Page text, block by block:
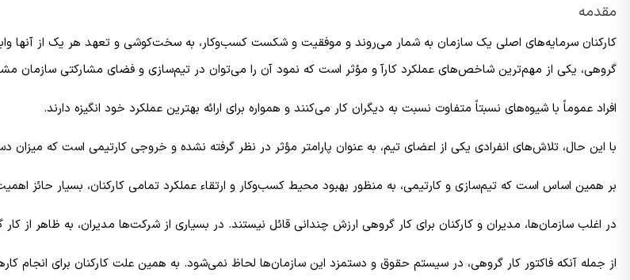
مقدمه
کارکنان سرمایه‌های اصلی یک سازمان به شمار می‌روند و موفقیت و شکست کسب‌وکار، به سخت‌کوشی و تعهد هر یک از آنها
گروهی، یکی از مهم‌ترین شاخص‌های عملکرد کارآ و مؤثر است که نمود آن را می‌توان در تیم‌سازی و فضای مشارکتی سازمان
افراد عموماً با شیوه‌های نسبتاً متفاوت نسبت به دیگران کار می‌کنند و همواره برای ارائه بهترین عملکرد خود انگیزه دارند.
با این حال، تلاش‌های انفرادی یکی از اعضای تیم، به عنوان پارامتر مؤثر در نظر گرفته نشده و خروجی کارتیمی است که
بر همین اساس است که تیم‌سازی و کارتیمی، به منظور بهبود محیط کسب‌وکار و ارتقاء عملکرد تمامی کارکنان، بسیار حائز
در اغلب سازمان‌ها، مدیران و کارکنان برای کار گروهی ارزش چندانی قائل نیستند. در بسیاری از شرکت‌ها مدیران، به ظاهر از
از جمله آنکه فاکتور کار گروهی، در سیستم حقوق و دستمزد این سازمان‌ها لحاظ نمی‌شود. به همین علت کارکنان برای انجام